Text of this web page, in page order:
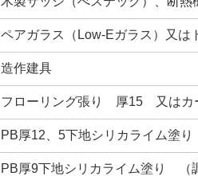
ペアガラス（Low-Eガラス）又は
造作建具
フローリング張り 厚15 又はカ
PB厚12、5下地シリカライム塗
PB厚9下地シリカライム塗り